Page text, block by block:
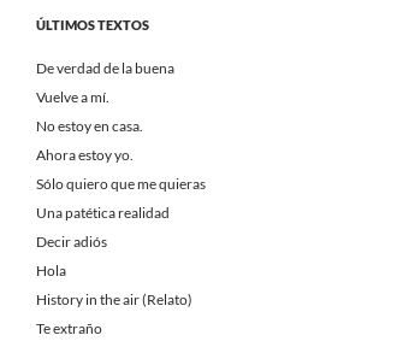
ÚLTIMOS TEXTOS
De verdad de la buena
Vuelve a mí.
No estoy en casa.
Ahora estoy yo.
Sólo quiero que me quieras
Una patética realidad
Decir adiós
Hola
History in the air (Relato)
Te extraño